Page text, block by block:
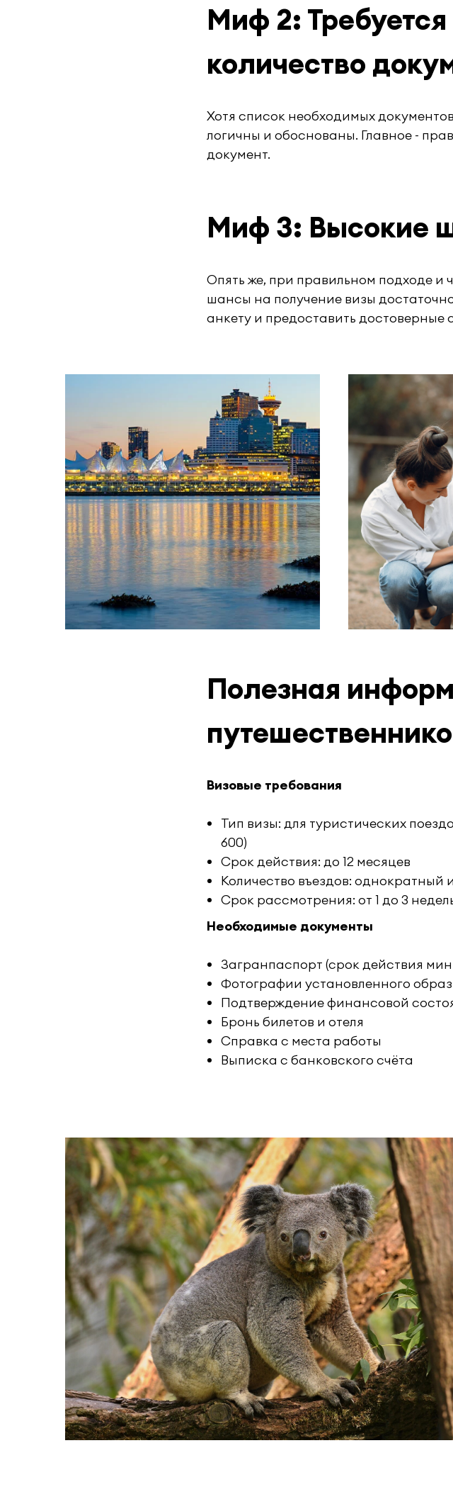
Миф 2:
количество
Хотя список необходимых
логичны и обоснованы. Главное -
документ.
Миф 3: Высокие
Опять же, при правильном подходе
шансы на получение визы
анкету и предоставить достоверные
Полезная
Визовые требования
Тип визы: для туристических
600)
Срок действия: до 12 месяцев
Количество въездов: однократный
Срок рассмотрения: от 1 до 3
Необходимые документы
Загранпаспорт (срок действия
Фотографии установленного
Подтверждение финансовой
Бронь билетов и отеля
Справка с места работы
Выписка с банковского счёта